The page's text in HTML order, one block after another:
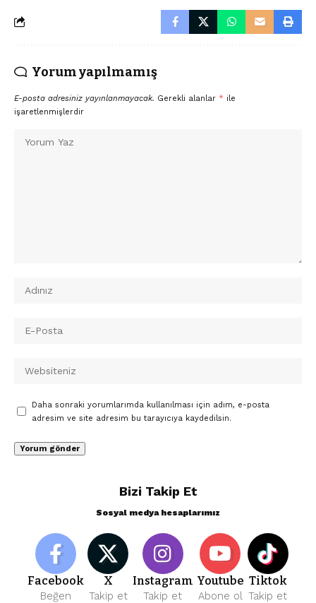
Yorum yapılmamış
E-posta adresiniz yayınlanmayacak. Gerekli alanlar * ile
işaretlenmişlerdir
Daha sonraki yorumlarımda kullanılması için adım, e-posta
adresim ve site adresim bu tarayıcıya kaydedilsin.
Bizi Takip Et
Sosyal medya hesaplarımız
Facebook
Beğen
X
Takip et
Instagram
Takip et
Youtube
Abone ol
Tiktok
Takip et